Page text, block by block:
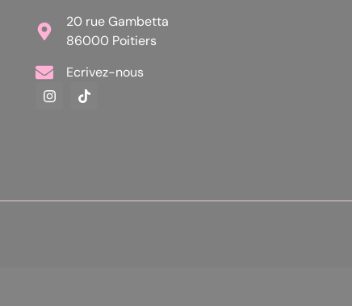
20 rue Gambetta
86000 Poitiers
Ecrivez-nous